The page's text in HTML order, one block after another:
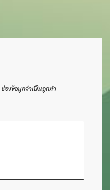
ช่องข้อมูลจำเป็นถูกทำ